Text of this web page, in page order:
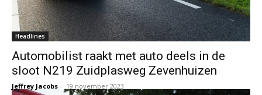
Headlines
Automobilist raakt met auto deels in de
sloot N219 Zuidplasweg Zevenhuizen
Jeffrey Jacobs - 19 november 2023